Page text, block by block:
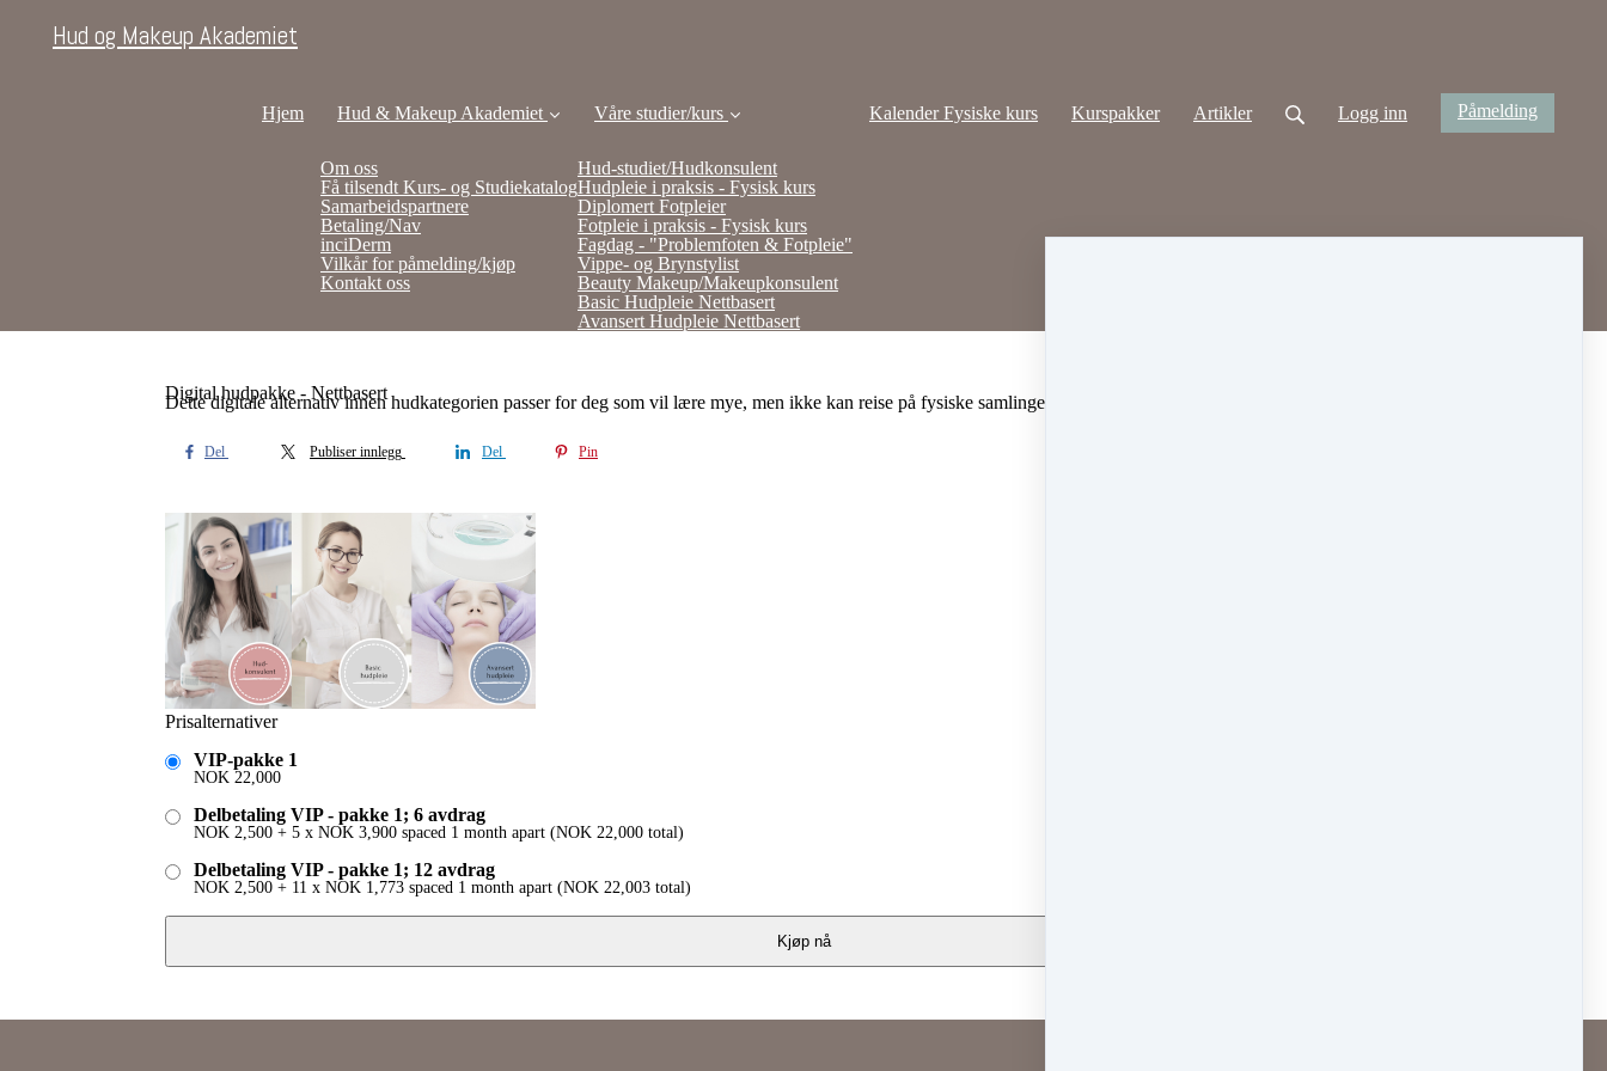
Hud og Makeup Akademiet
Hjem Hud & Makeup Akademiet
Om oss
Få tilsendt Kurs- og Studiekatalog
Samarbeidspartnere
Betaling/Nav
inciDerm
Vilkår for påmelding/kjøp
Kontakt oss
Våre studier/kurs
Hud-studiet/Hudkonsulent
Hudpleie i praksis - Fysisk kurs
Diplomert Fotpleier
Fotpleie i praksis - Fysisk kurs
Fagdag - "Problemfoten & Fotpleie"
Vippe- og Brynstylist
Beauty Makeup/Makeupkonsulent
Basic Hudpleie Nettbasert
Avansert Hudpleie Nettbasert
Kalender Fysiske kurs Kurspakker Artikler Logg inn Påmelding
Digital hudpakke - Nettbasert
Dette digitale alternativ innen hudkategorien passer for deg som vil lære mye, men ikke kan reise på fysiske samlinger
Del Publiser innlegg Del Pin
Prisalternativer
VIP-pakke 1
NOK 22,000
Delbetaling VIP - pakke 1; 6 avdrag
NOK 2,500 + 5 x NOK 3,900 spaced 1 month apart (NOK 22,000 total)
Delbetaling VIP - pakke 1; 12 avdrag
NOK 2,500 + 11 x NOK 1,773 spaced 1 month apart (NOK 22,003 total)
Kjøp nå